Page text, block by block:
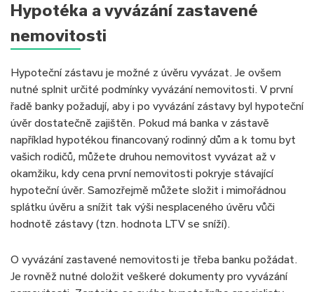
Hypotéka a vyvázání zastavené
nemovitosti
Hypoteční zástavu je možné z úvěru vyvázat. Je ovšem
nutné splnit určité podmínky vyvázání nemovitosti. V první
řadě banky požadují, aby i po vyvázání zástavy byl hypoteční
úvěr dostatečně zajištěn. Pokud má banka v zástavě
například hypotékou financovaný rodinný dům a k tomu byt
vašich rodičů, můžete druhou nemovitost vyvázat až v
okamžiku, kdy cena první nemovitosti pokryje stávající
hypoteční úvěr. Samozřejmě můžete složit i mimořádnou
splátku úvěru a snížit tak výši nesplaceného úvěru vůči
hodnotě zástavy (tzn. hodnota LTV se sníží).
O vyvázání zastavené nemovitosti je třeba banku požádat.
Je rovněž nutné doložit veškeré dokumenty pro vyvázání